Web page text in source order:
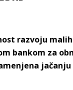
razvoju
bankom za